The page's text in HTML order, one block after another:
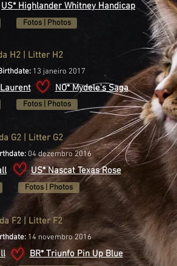
US* Highlander Whitney Handicap
Fotos | Photos
Fotos | Photos
G2 | Litter G2
04 dezembro 2016
US* Nascat Texas Rose
Fotos | Photos
F2 | Litter F2
14 novembro 2016
BR* Triunfo Pin Up Blue
H2 | Litter H2
13 janeiro 2017
NO* Mydele's Saga